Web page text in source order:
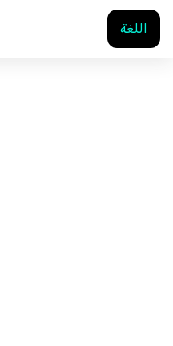
اللغة